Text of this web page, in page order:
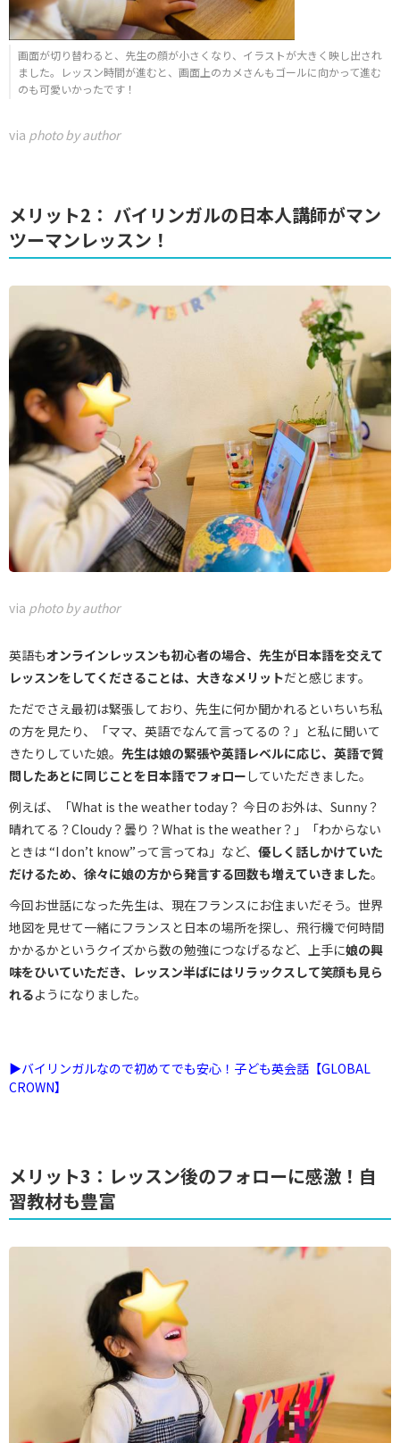
画面が切り替わると、先生の顔が小さくなり、イラストが大きく映し出され
ました。レッスン時間が進むと、画面上のカメさんもゴールに向かって進む
のも可愛いかったです！
via photo by author
メリット2： バイリンガルの日本人講師がマン
ツーマンレッスン！
via photo by author
英語もオンラインレッスンも初心者の場合、 先生が日本語を交えて
レッスンをしてくださることは、大きなメリットだと感じます。
ただでさえ最初は緊張しており、先生に何か聞かれるといちいち私
の方を見たり、「ママ、英語でなんて言ってるの？」と私に聞いて
きたりしていた娘。 先生は娘の緊張や英語レベルに応じ、英語で質
問したあとに同じことを日本語でフォロー していただきました。
例えば、「What is the weather today？ 今日のお外は、Sunny？
晴れてる？Cloudy？曇り？What is the weather？」「わからない
ときは “I don’t know”って言ってね」など、 優しく話しかけていた
だけるため、徐々に娘の方から発言する回数も増えていきました。
今回お世話になった先生は、現在フランスにお住まいだそう。世界
地図を見せて一緒にフランスと日本の場所を探し、飛行機で何時間
かかるかというクイズから数の勉強につなげるなど、上手に娘の興
味をひいていただき、レッスン半ばにはリラックスして笑顔も見ら
れるようになりました。
▶︎バイリンガルなので初めてでも安心！子ども英会話【GLOBAL
CROWN】
メリット3：レッスン後のフォローに感激！自
習教材も豊富